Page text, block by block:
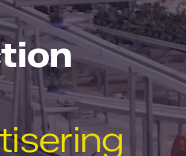
Plantonderzoek
Over WPS
Werken bij